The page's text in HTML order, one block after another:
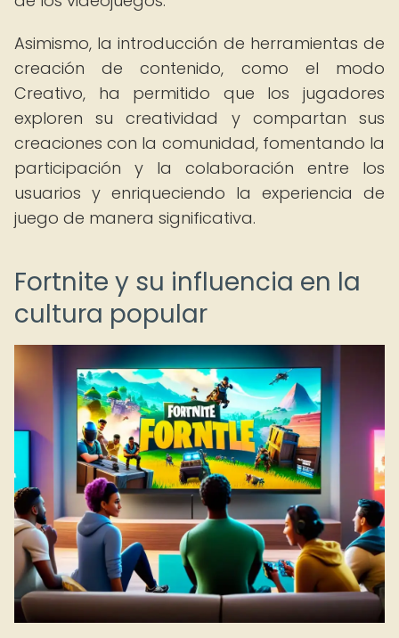
Asimismo, la introducción de herramientas de
creación de contenido, como el modo
Creativo, ha permitido que los jugadores
exploren su creatividad y compartan sus
creaciones con la comunidad, fomentando la
participación y la colaboración entre los
usuarios y enriqueciendo la experiencia de
juego de manera significativa.
Fortnite y su influencia en la
cultura popular